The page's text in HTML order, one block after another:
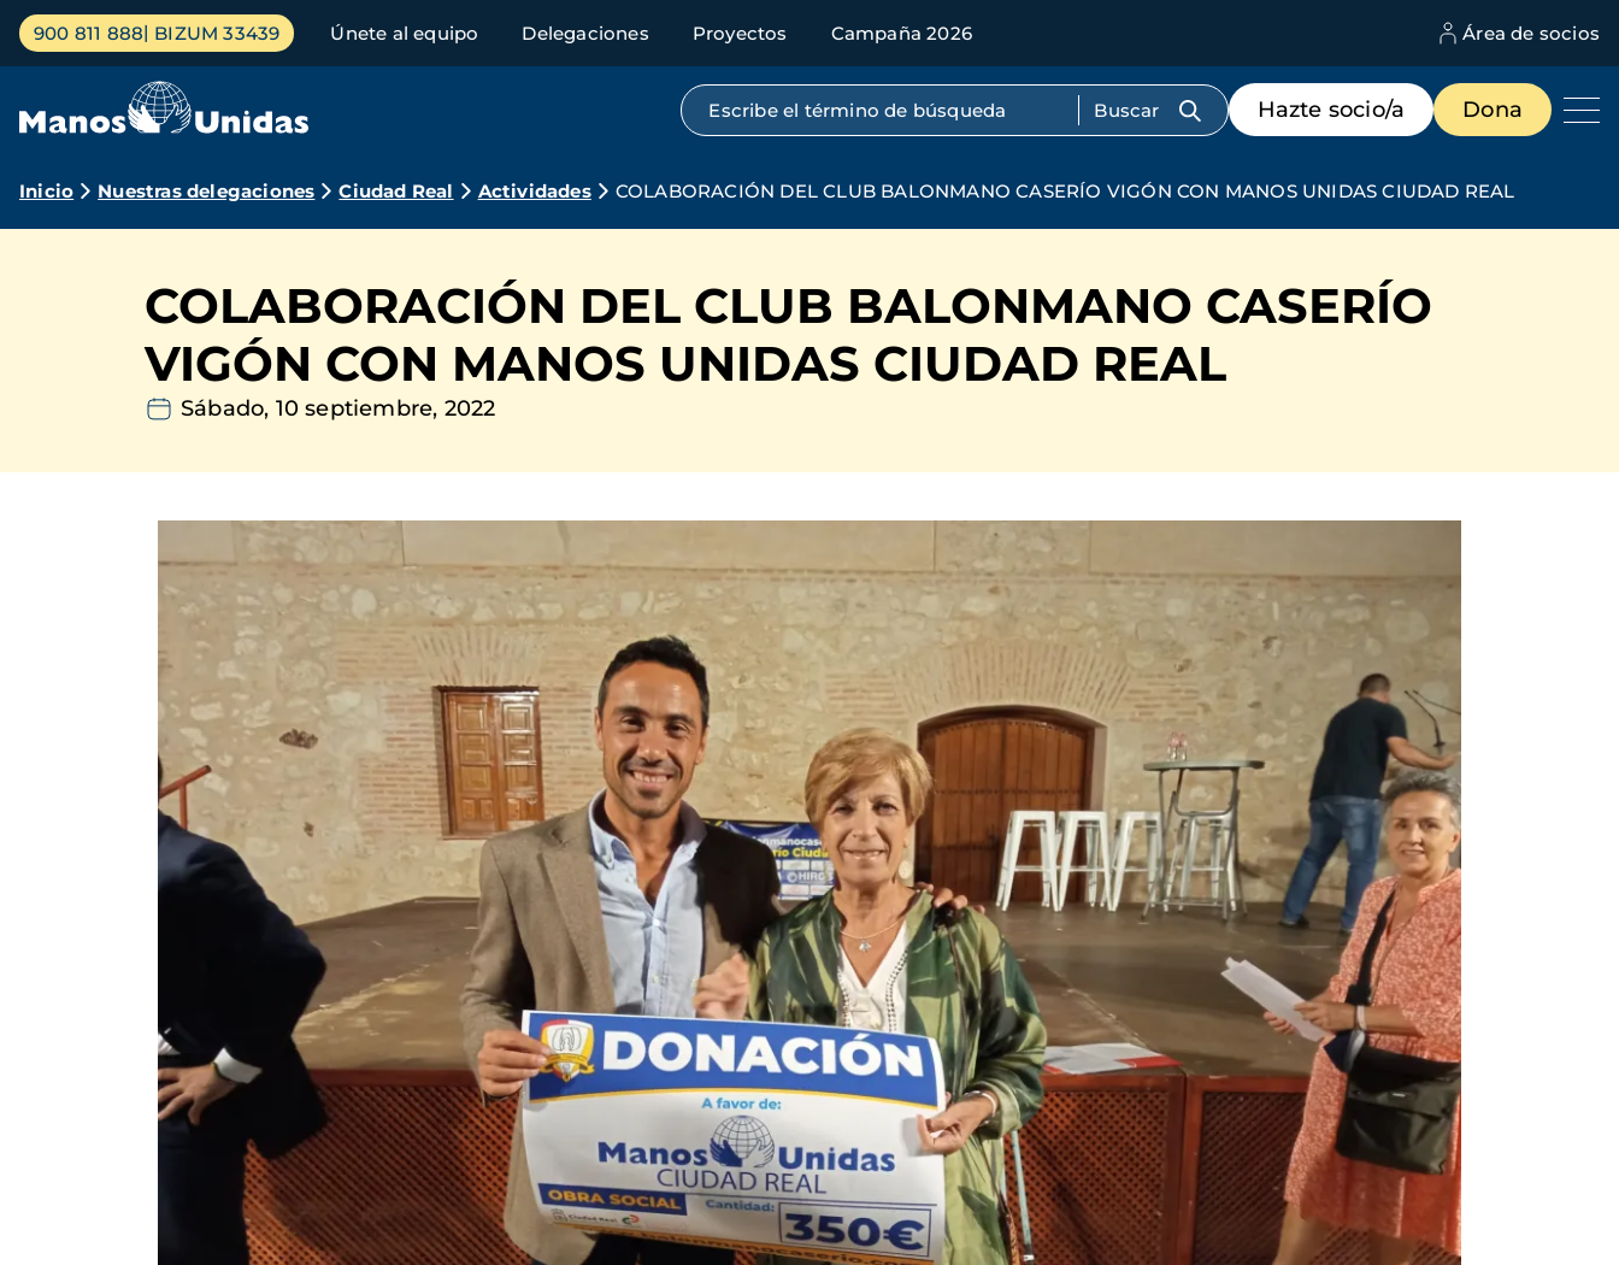
Pasar
contenido
Menú
principal
900 811 888 BIZUM 33439 Únete al equipo Delegaciones Proyectos Campaña 2026 Área de socios
Búsqueda por texto completo
Menú
de
destacados
Hazte socio/a Dona
Ruta
navegación
Inicio Nuestras delegaciones Ciudad Real Actividades COLABORACIÓN DEL CLUB BALONMANO CASERÍO VIGÓN CON MANOS UNIDAS CIUDAD REAL
COLABORACIÓN DEL CLUB BALONMANO CASERÍO
VIGÓN CON MANOS UNIDAS CIUDAD REAL
Sábado, 10 septiembre, 2022